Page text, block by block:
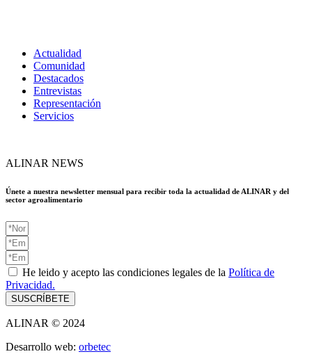
Actualidad
Comunidad
Destacados
Entrevistas
Representación
Servicios
ALINAR NEWS
Únete a nuestra newsletter mensual para recibir toda la actualidad de ALINAR y del
sector agroalimentario
He leido y acepto las condiciones legales de la Política de
Privacidad.
SUSCRÍBETE
ALINAR © 2024
Desarrollo web: orbetec